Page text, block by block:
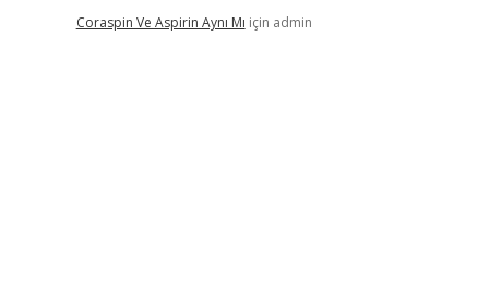
Coraspin Ve Aspirin Aynı Mı için admin